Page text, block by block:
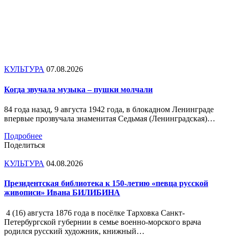
КУЛЬТУРА 07.08.2026
Когда звучала музыка – пушки молчали
84 года назад, 9 августа 1942 года, в блокадном Ленинграде
впервые прозвучала знаменитая Седьмая (Ленинградская)…
Подробнее
Поделиться
КУЛЬТУРА 04.08.2026
Президентская библиотека к 150-летию «певца русской
живописи» Ивана БИЛИБИНА
4 (16) августа 1876 года в посёлке Тарховка Санкт-
Петербургской губернии в семье военно-морского врача
родился русский художник, книжный…